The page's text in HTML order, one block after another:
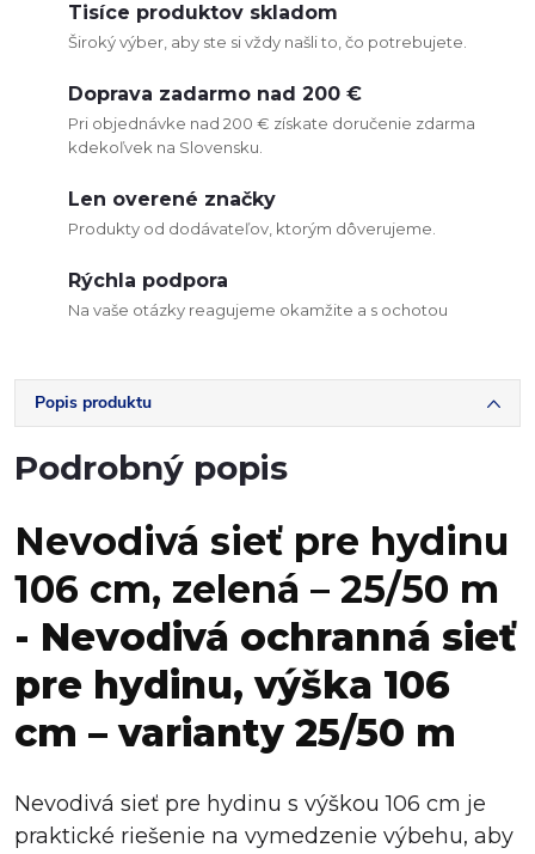
Tisíce produktov skladom
Široký výber, aby ste si vždy našli to, čo potrebujete.
Doprava zadarmo nad 200 €
Pri objednávke nad 200 € získate doručenie zdarma
kdekoľvek na Slovensku.
Len overené značky
Produkty od dodávateľov, ktorým dôverujeme.
Rýchla podpora
Na vaše otázky reagujeme okamžite a s ochotou
Popis produktu
Podrobný popis
Nevodivá sieť pre hydinu
106 cm, zelená – 25/50 m
- Nevodivá ochranná sieť
pre hydinu, výška 106
cm – varianty 25/50 m
Nevodivá sieť pre hydinu s výškou 106 cm je
praktické riešenie na vymedzenie výbehu, aby